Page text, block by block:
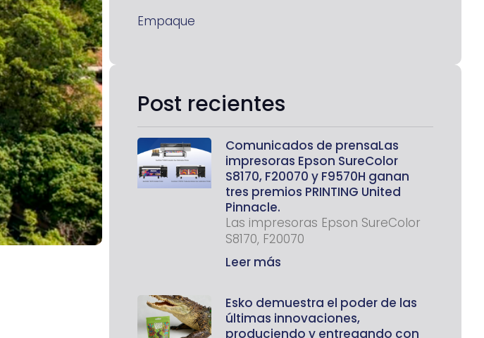
Empaque
Post recientes
Comunicados de prensaLas
impresoras Epson SureColor
S8170, F20070 y F9570H ganan
tres premios PRINTING United
Pinnacle.
Las impresoras Epson SureColor
S8170, F20070
Leer más
Esko demuestra el poder de las
últimas innovaciones,
produciendo y entregando con